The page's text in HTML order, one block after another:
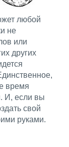
любой
не
или
других
время
И, если вы
свой
руками.